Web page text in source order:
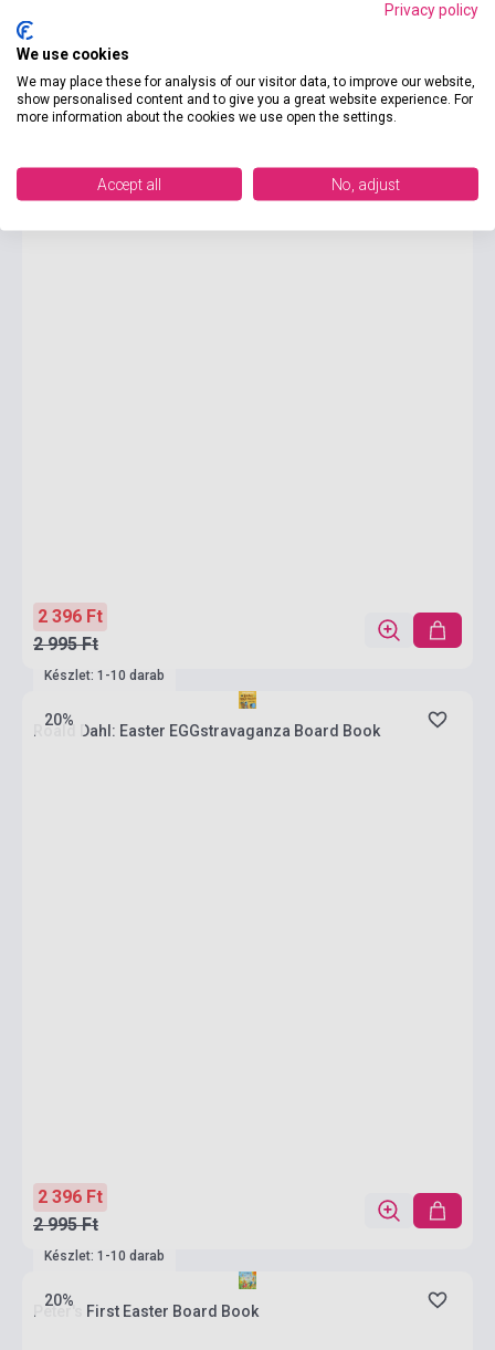
9 425 Ft
Boltunkban pillanatnyilag nem kapható, várható beszerzési idő
négy-hat hét
2 396 Ft
2 995 Ft
20%
Készlet: 1-10 darab
Roald Dahl: Easter EGGstravaganza Board Book
2 396 Ft
2 995 Ft
20%
Készlet: 1-10 darab
Peter's First Easter Board Book
Privacy policy
We use cookies
We may place these for analysis of our visitor data, to improve our website,
show personalised content and to give you a great website experience. For
more information about the cookies we use open the settings.
Accept all No, adjust